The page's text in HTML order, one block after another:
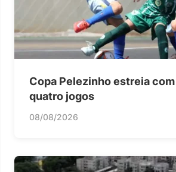
Copa Pelezinho estreia
quatro jogos
08/08/2026